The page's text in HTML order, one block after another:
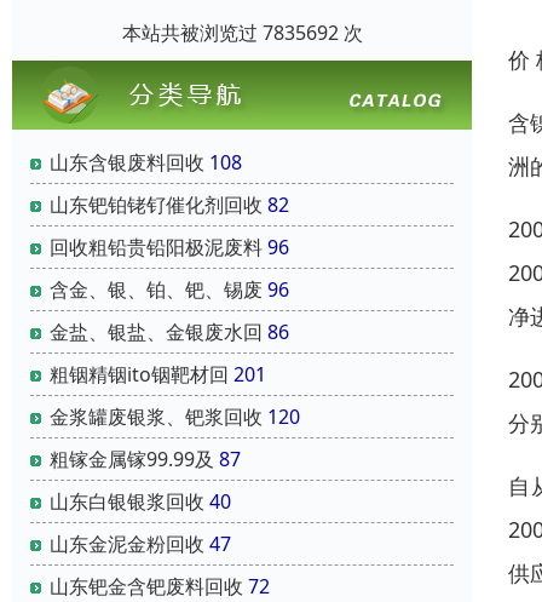
本站共被浏览过 7835692 次
山东含银废料回收 108
山东钯铂铑钌催化剂回收 82
回收粗铅贵铅阳极泥废料96
含金、银、铂、钯、锡废 96
金盐、银盐、金银废水回 86
粗铟精铟ito铟靶材回 201
金浆罐废银浆、钯浆回收 120
粗镓金属镓99.99及 87
山东白银银浆回收 40
山东金泥金粉回收 47
山东钯金含钯废料回收 72
价
含
洲
净
分
自
供